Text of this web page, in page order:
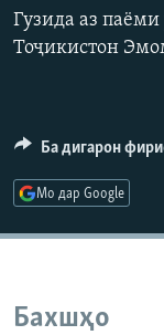
ГУЗОРИШҲОИ
Русский
Гузида аз
Тоҷикистон
Ба дигарон
Мо дар Google
Бахшҳо